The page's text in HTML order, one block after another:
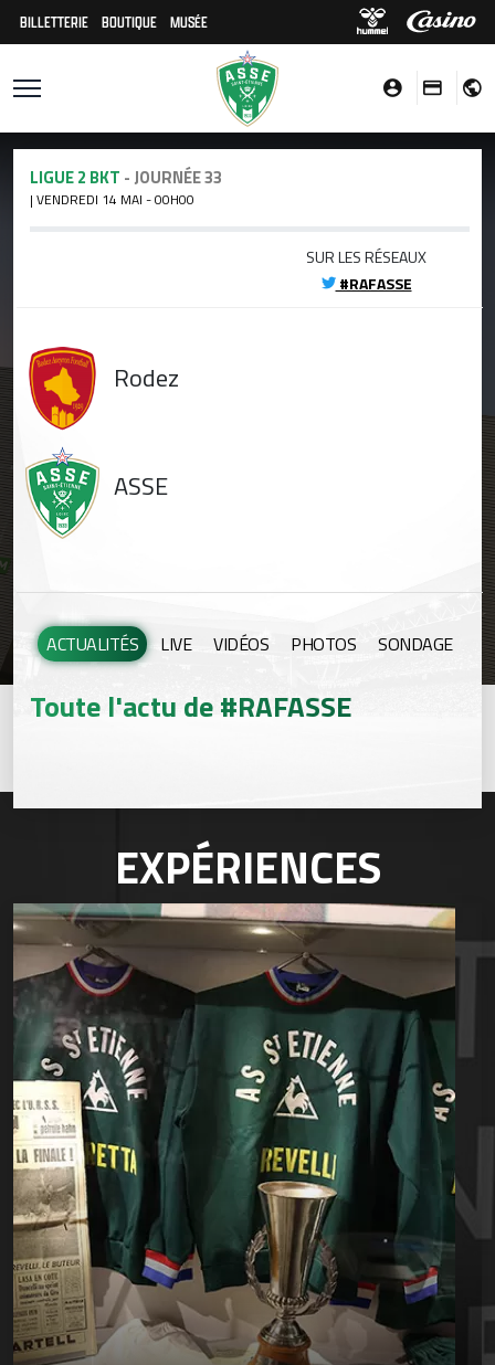
BILLETTERIE BOUTIQUE MUSÉE
LIGUE 2 BKT - JOURNÉE 33
| VENDREDI 14 MAI - 00H00
SUR LES RÉSEAUX
#RAFASSE
Rodez
ASSE
ACTUALITÉS LIVE VIDÉOS PHOTOS SONDAGE
Toute l'actu de #RAFASSE
EXPÉRIENCES